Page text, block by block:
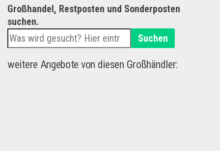
Großhandel, Restposten und Sonderposten
suchen.
Suchen
weitere Angebote von diesen Großhändler: